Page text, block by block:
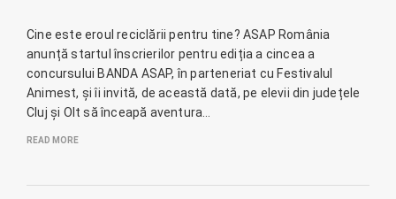
Cine este eroul reciclării pentru tine? ASAP România
anunță startul înscrierilor pentru ediția a cincea a
concursului BANDA ASAP, în parteneriat cu Festivalul
Animest, și îi invită, de această dată, pe elevii din județele
Cluj și Olt să înceapă aventura…
READ MORE